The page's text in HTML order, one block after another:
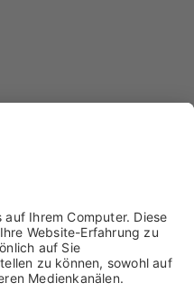
Kontakt